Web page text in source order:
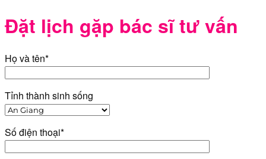
Đặt lịch gặp bác sĩ tư vấn
Họ và tên*
Tỉnh thành sinh sống
Số điện thoại*